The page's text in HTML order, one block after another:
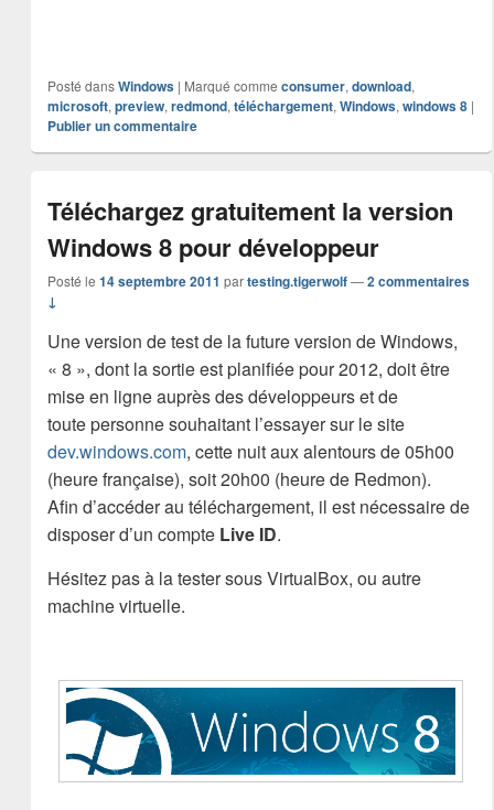
Posté dans Windows | Marqué comme consumer, download,
microsoft, preview, redmond, téléchargement, Windows, windows 8 |
Publier un commentaire
Téléchargez gratuitement la version
Windows 8 pour développeur
Posté le 14 septembre 2011 partesting.tigerwolf —2 commentaires
↓
Une version de test de la future version de Windows,
« 8 », dont la sortie est planifiée pour 2012, doit être
mise en ligne auprès des développeurs et de
toute personne souhaitant l’essayer sur le site
dev.windows.com, cette nuit aux alentours de 05h00
(heure française), soit 20h00 (heure de Redmon).
Afin d’accéder au téléchargement, il est nécessaire de
disposer d’un compteLive ID.
Hésitez pas à la tester sous VirtualBox, ou autre
machine virtuelle.